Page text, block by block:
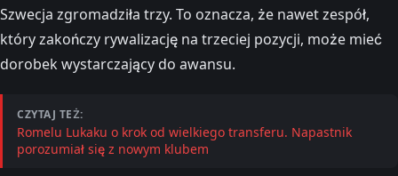
Szwecja zgromadziła trzy. To oznacza, że nawet zespół,
który zakończy rywalizację na trzeciej pozycji, może mieć
dorobek wystarczający do awansu.
CZYTAJ TEŻ:
Romelu Lukaku o krok od wielkiego transferu. Napastnik
porozumiał się z nowym klubem